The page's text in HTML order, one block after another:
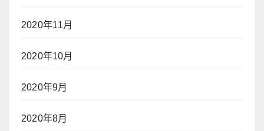
2020年11月
2020年10月
2020年9月
2020年8月